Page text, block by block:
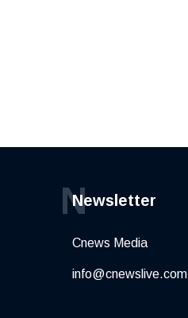
Newsletter
N
Cnews Media
info@cnewslive.com